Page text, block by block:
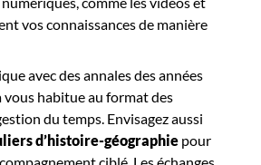
vos connaissances de manière
avec des annales des années
vous habitue au format des
du temps. Envisagez aussi
d’histoire-géographie pour